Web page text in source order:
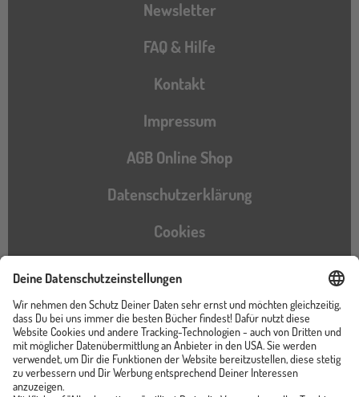
Newsletter
FAQ & Hilfe
Kontakt
Impressum
AGB Online Shop
Datenschutzerklärung
Cookies
Barrierefreiheitserklärung
Instagram
TikTokPinterestYouTubeFacebook